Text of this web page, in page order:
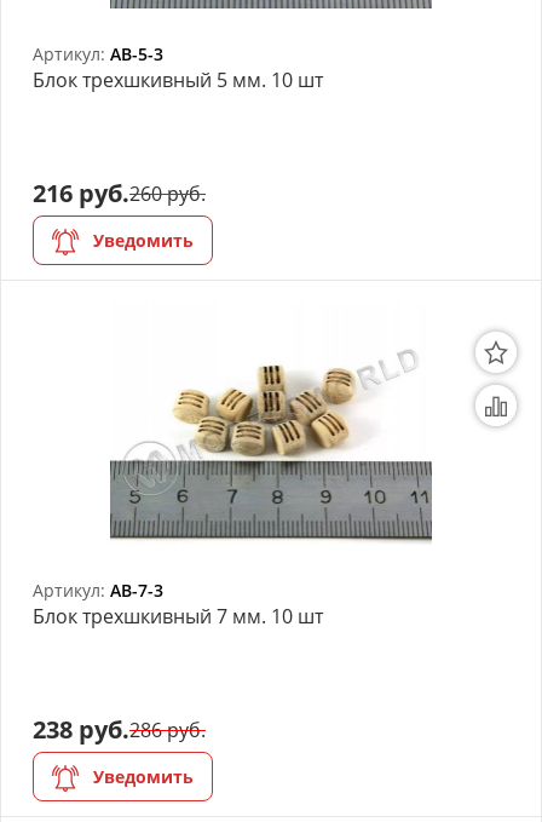
Артикул: AB-5-3
Блок трехшкивный 5 мм. 10 шт
216 руб.260 руб.
Уведомить
Артикул: AB-7-3
Блок трехшкивный 7 мм. 10 шт
238 руб.286 руб.
Уведомить